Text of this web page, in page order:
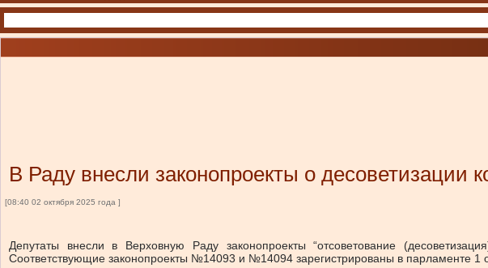
В Раду внесли законопроекты о десоветизации
[08:40 02 октября 2025 года ]
Депутаты внесли в Верховную Раду законопроекты “отсоветование
Соответствующие законопроекты №14093 и №14094 зарегистрированы в парламенте 1